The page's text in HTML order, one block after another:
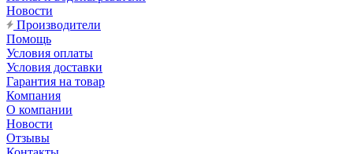
Новости
Производители
Помощь
Условия оплаты
Условия доставки
Гарантия на товар
Компания
О компании
Новости
Отзывы